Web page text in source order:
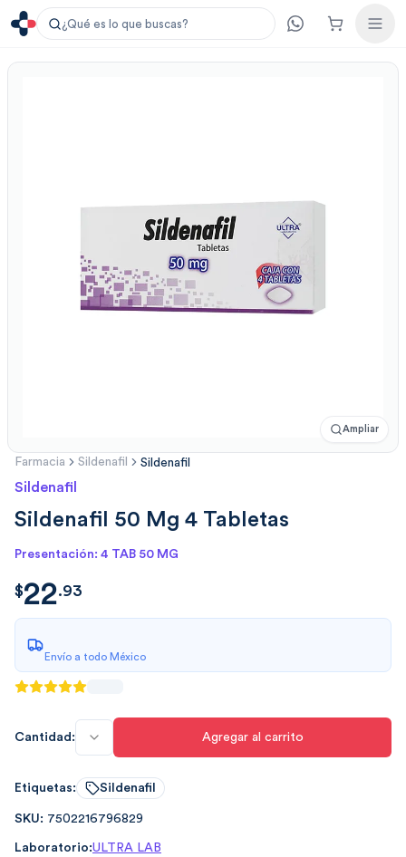
¿Qué es lo que buscas?
Ampliar
Farmacia Sildenafil Sildenafil
Sildenafil
Sildenafil 50 Mg 4 Tabletas
Presentación: 4 TAB 50 MG
$22.9350
$22.93
Envío a todo México
Cantidad: Agregar al carrito
Etiquetas: Sildenafil
SKU: 7502216796829
Laboratorio:ULTRA LAB